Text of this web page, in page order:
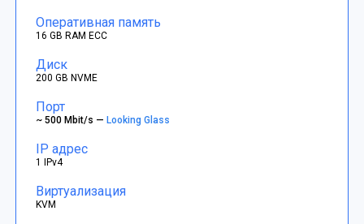
Оперативная память
16 GB RAM ECC
Диск
200 GB NVME
Порт
~ 500 Mbit/s —Looking Glass
IP адрес
1 IPv4
Виртуализация
KVM